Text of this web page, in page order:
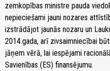
zemkopības ministre pauda
nepieciešami jauni nozares
izstrādājot jaunās nozaru un
2014.gada, arī zivsaimniecībai
jāņem vērā, lai iespējami
Savienības (ES) finansējumu.